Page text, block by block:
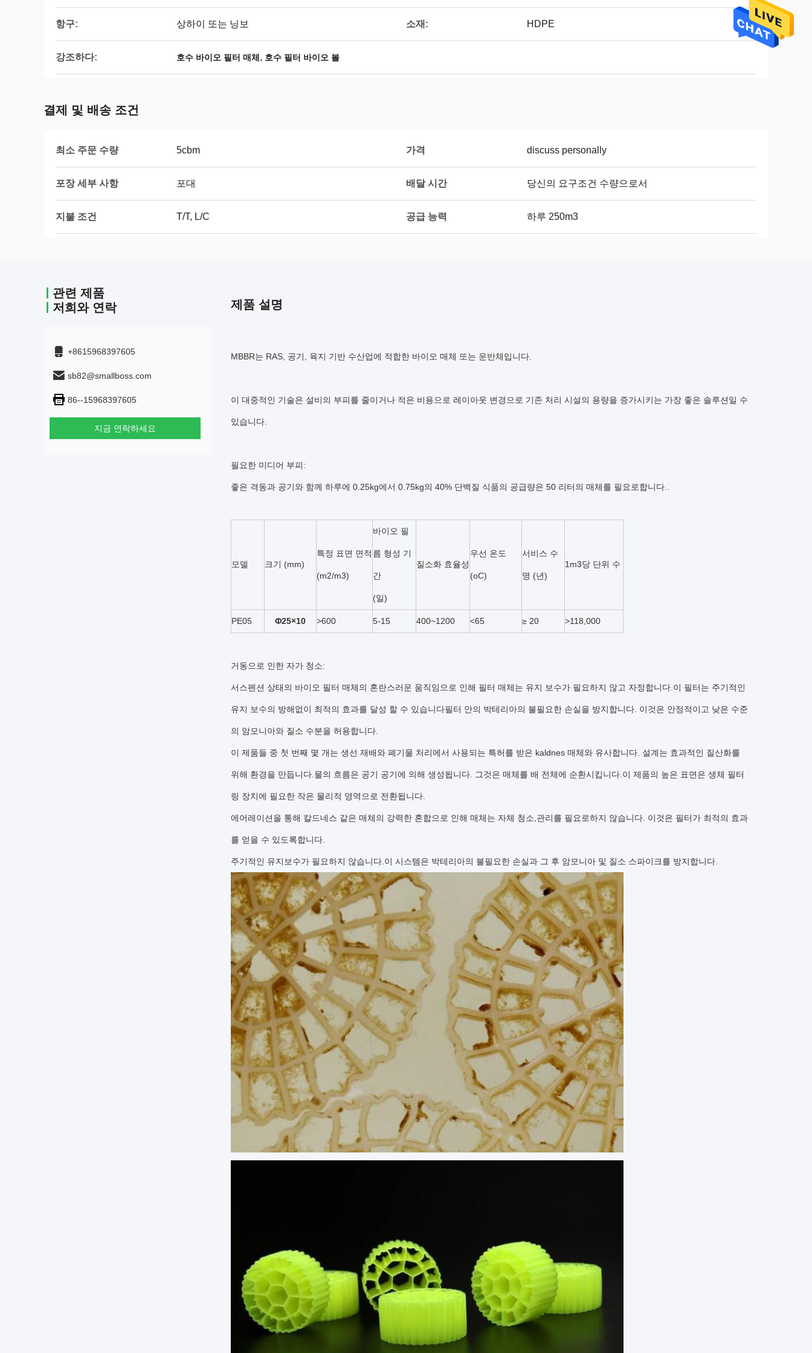
항구: 상하이 또는 닝보 소재: HDPE
강조하다: 호수 바이오 필터 매체 , 호수 필터 바이오 볼
결제 및 배송 조건
최소 주문 수량 5cbm 가격 discuss personally
포장 세부 사항 포대 배달 시간 당신의 요구조건 수량으로서
지불 조건 T/T, L/C 공급 능력 하루 250m3
관련 제품
저희와 연락
+8615968397605
sb82@smallboss.com
86--15968397605
지금 연락하세요
제품 설명
MBBR는 RAS, 공기, 육지 기반 수산업에 적합한 바이오 매체 또는 운반체입니다.
이 대중적인 기술은 설비의 부피를 줄이거나 적은 비용으로 레이아웃 변경으로 기존 처리 시설의 용량을 증가시키는 가장 좋은 솔루션일 수
있습니다.
필요한 미디어 부피:
좋은 격동과 공기와 함께 하루에 0.25kg에서 0.75kg의 40% 단백질 식품의 공급량은 50 리터의 매체를 필요로합니다.
모델 크기 (mm)
특정 표면 면적
(m2/m3)
바이오 필
름 형성 기
간
(일)
질소화 효율성
우선 온도
(oC)
서비스 수
명 (년)
1m3당 단위 수
PE05 Φ25×10 >600 5-15 400~1200 <65 ≥ 20 >118,000
거동으로 인한 자가 청소:
서스펜션 상태의 바이오 필터 매체의 혼란스러운 움직임으로 인해 필터 매체는 유지 보수가 필요하지 않고 자정합니다.이 필터는 주기적인
유지 보수의 방해없이 최적의 효과를 달성 할 수 있습니다필터 안의 박테리아의 불필요한 손실을 방지합니다. 이것은 안정적이고 낮은 수준
의 암모니아와 질소 수분을 허용합니다.
이 제품들 중 첫 번째 몇 개는 생선 재배와 폐기물 처리에서 사용되는 특허를 받은 kaldnes 매체와 유사합니다. 설계는 효과적인 질산화를
위해 환경을 만듭니다.물의 흐름은 공기 공기에 의해 생성됩니다. 그것은 매체를 배 전체에 순환시킵니다.이 제품의 높은 표면은 생체 필터
링 장치에 필요한 작은 물리적 영역으로 전환됩니다.
에어레이션을 통해 칼드네스 같은 매체의 강력한 혼합으로 인해 매체는 자체 청소,관리를 필요로하지 않습니다. 이것은 필터가 최적의 효과
를 얻을 수 있도록합니다.
주기적인 유지보수가 필요하지 않습니다.이 시스템은 박테리아의 불필요한 손실과 그 후 암모니아 및 질소 스파이크를 방지합니다.